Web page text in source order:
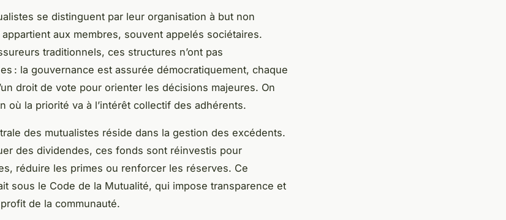
se distinguent par leur organisation à but non
aux membres, souvent appelés sociétaires.
traditionnels, ces structures n’ont pas
: la gouvernance est assurée démocratiquement, chaque
droit de vote pour orienter les décisions majeures. On
où la priorité va à l’intérêt collectif des adhérents.
des mutualistes réside dans la gestion des excédents.
des dividendes, ces fonds sont réinvestis pour
réduire les primes ou renforcer les réserves. Ce
sous le Code de la Mutualité, qui impose transparence et
de la communauté.